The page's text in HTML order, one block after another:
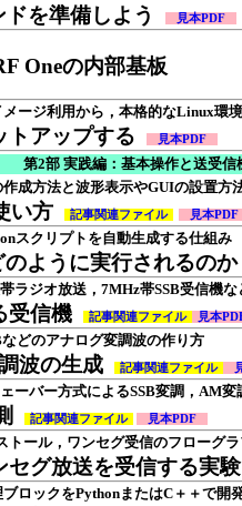
を準備しよう 見本PDF
Oneの内部基板
ージ利用から，本格的なLinux環
トアップする 見本PDF
第2部 実践編：基本操作と送受信
成方法と波形表示やGUIの設置方
い方 記事関連ファイル 見本PDF
スクリプトを自動生成する仕組み
ように実行されるのか
ラジオ放送，7MHz帯SSB受信機な
受信機 記事関連ファイル 見本
どのアナログ変調波の作り方
波の生成 記事関連ファイル
ーバー方式によるSSB変調，AM
記事関連ファイル 見本PDF
トール，ワンセグ受信のフローグ
セグ放送を受信する実験
ロックをPythonまたはC＋＋で開